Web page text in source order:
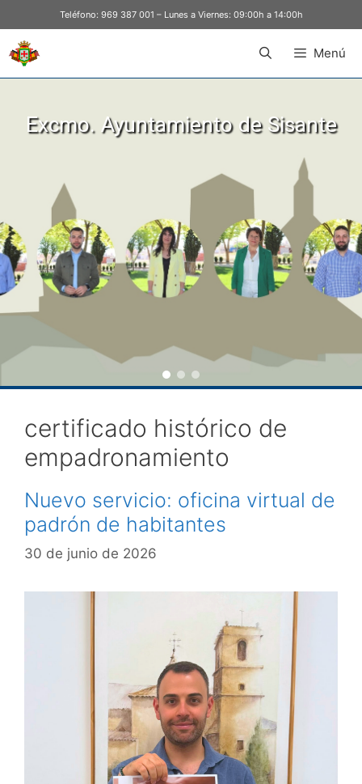
Teléfono: 969 387 001 – Lunes a Viernes: 09:00h a 14:00h
Menú
Excmo. Ayuntamiento de Sisante
certificado histórico de
empadronamiento
Nuevo servicio: oficina virtual de
padrón de habitantes
30 de junio de 2026